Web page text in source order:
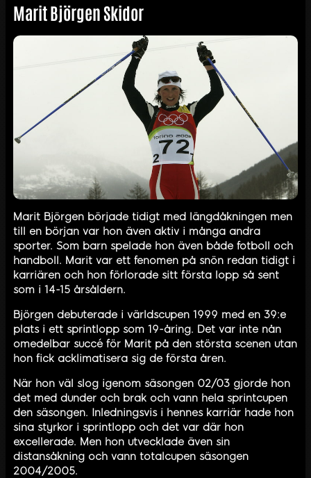
Marit Björgen Skidor
Marit Björgen började tidigt med längdåkningen men
till en början var hon även aktiv i många andra
sporter. Som barn spelade hon även både fotboll och
handboll. Marit var ett fenomen på snön redan tidigt i
karriären och hon förlorade sitt första lopp så sent
som i 14-15 årsåldern.
Björgen debuterade i världscupen 1999 med en 39:e
plats i ett sprintlopp som 19-åring. Det var inte nån
omedelbar succé för Marit på den största scenen utan
hon fick acklimatisera sig de första åren.
När hon väl slog igenom säsongen 02/03 gjorde hon
det med dunder och brak och vann hela sprintcupen
den säsongen. Inledningsvis i hennes karriär hade hon
sina styrkor i sprintlopp och det var där hon
excellerade. Men hon utvecklade även sin
distansåkning och vann totalcupen säsongen
2004/2005.